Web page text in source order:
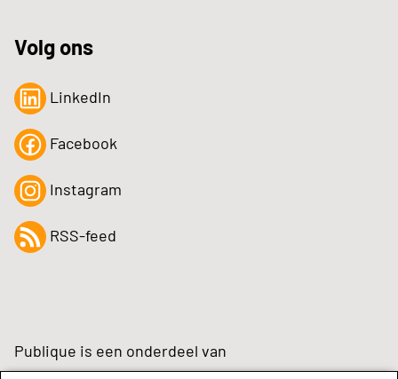
Volg ons
LinkedIn
Facebook
Instagram
RSS-feed
Publique is een onderdeel van